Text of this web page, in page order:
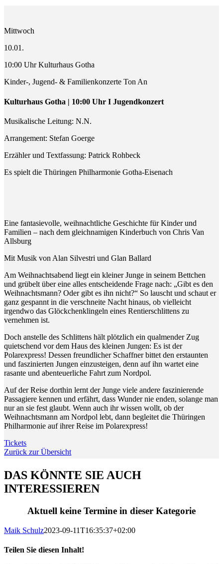
Mittwoch
10.01.
10:00 Uhr Kulturhaus Gotha
Kinder-, Jugend- & Familienkonzerte Ton An
Kulturhaus Gotha | 10:00 Uhr I Jugendkonzert
Musikalische Leitung: N.N.
Arrangement: Stefan Goerge
Erzähler und Textfassung: Patrick Rohbeck
Es spielt die Thüringen Philharmonie Gotha-Eisenach
Eine fantasievolle, weihnachtliche Geschichte für Kinder und
Familien – nach dem gleichnamigen Kinderbuch von Chris Van
Allsburg
Mit Musik von Alan Silvestri und Glan Ballard
Am Weihnachtsabend liegt ein kleiner Junge in seinem Bettchen
und grübelt über eine alles entscheidende Frage nach: „Gibt es den
Weihnachtsmann? Oder gibt es ihn nicht?“ So lauscht und schaut er
ganz gespannt in die verschneite Nacht hinaus, ob vielleicht
irgendwo das Glöckchenklingeln eines Rentierschlittens zu
vernehmen ist.
Doch anstelle des Schlittens hält plötzlich ein qualmender Zug
quietschend vor dem Haus des kleinen Jungen: Es ist der
Polarexpress! Dessen freundlicher Schaffner bittet den erstaunten
und faszinierten Jungen einzusteigen, denn auf ihn wartet eine
rasante und abenteuerliche Fahrt zum Nordpol.
Auf der Reise dorthin lernt der Junge viele andere faszinierende
Passagiere kennen und erfährt, dass Wunder nie enden, solange man
nur an sie fest glaubt. Wenn auch ihr wissen wollt, ob der
Weihnachtsmann am Nordpol lebt, dann begleitet die Thüringen
Philharmonie auf ihrer Reise im Polarexpress!
Tickets
Zurück zur Übersicht
DAS KÖNNTE SIE AUCH
INTERESSIEREN
Aktuell keine Termine in dieser Kategorie
Maik Schulz2023-09-11T16:35:37+02:00
Teilen Sie diesen Inhalt!